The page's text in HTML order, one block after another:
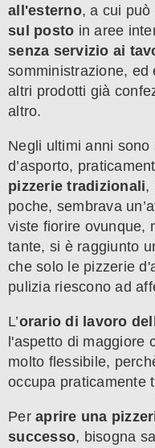
all'esterno, a cui può
sul posto in aree
senza servizio ai
somministrazione, ed
altri prodotti già
altro.
Negli ultimi anni
d’asporto,
pizzerie tradizionali,
poche, sembrava
viste fiorire ovunque,
tante, si è raggiunto
che solo le pizzerie
pulizia riescono ad
L’orario di lavoro
l'aspetto di maggiore
molto flessibile,
occupa praticamente
Per aprire una
successo, bisogna